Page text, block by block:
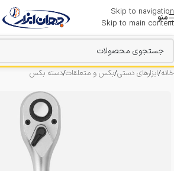
Skip to navigation
Skip to main content
منو
خانه/ابزارهای دستی/بکس و متعلقات/دسته بکس